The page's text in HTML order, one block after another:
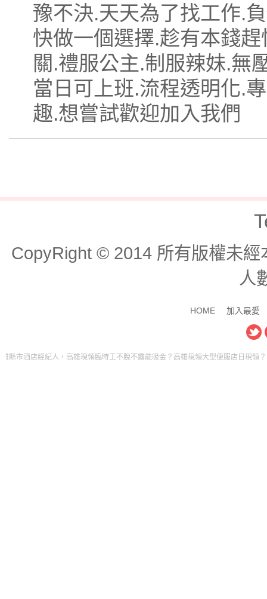
豫不決.天天為了找工作.
快做一個選擇.趁有本錢
關.禮服公主.制服辣妹.無
當日可上班.流程透明化.
趣.想嘗試歡迎加入我們
CopyRight © 2014 所有版權未
人
HOME 加入最愛
，高雄現領臨時工不脫不露能吸金？高雄現領大型便服店日現領？高雄現領